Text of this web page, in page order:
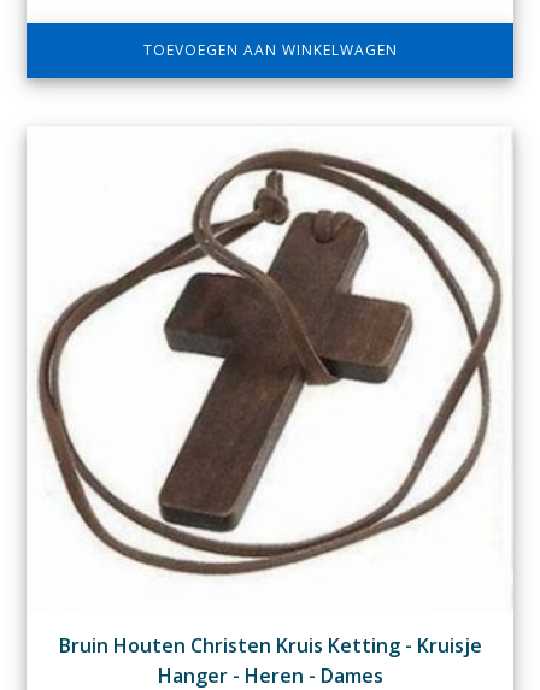
TOEVOEGEN AAN WINKELWAGEN
Bruin Houten Christen Kruis Ketting - Kruisje
Hanger - Heren - Dames